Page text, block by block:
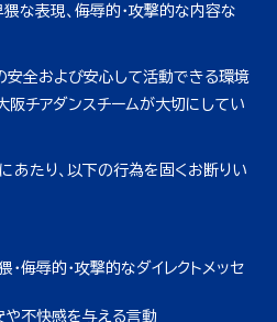
な表現、侮辱的・攻撃的な内容な
安全および安心して活動できる環境
阪チアダンスチームが大切にしてい
あたり、以下の行為を固くお断りい
・侮辱的・攻撃的なダイレクトメッセ
や不快感を与える言動